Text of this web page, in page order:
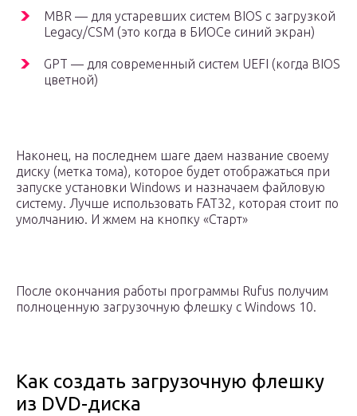
MBR — для устаревших систем BIOS с загрузкой
Legacy/CSM (это когда в БИОСе синий экран)
GPT — для современный систем UEFI (когда BIOS
цветной)
Наконец, на последнем шаге даем название своему
диску (метка тома), которое будет отображаться при
запуске установки Windows и назначаем файловую
систему. Лучше использовать FAT32, которая стоит по
умолчанию. И жмем на кнопку «Старт»
После окончания работы программы Rufus получим
полноценную загрузочную флешку с Windows 10.
Как создать загрузочную флешку
из DVD-диска